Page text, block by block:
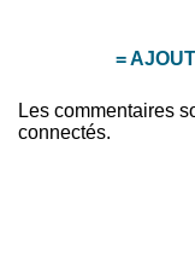
=
Les commentaires
connectés.